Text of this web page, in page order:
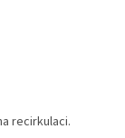
recirkulaci.